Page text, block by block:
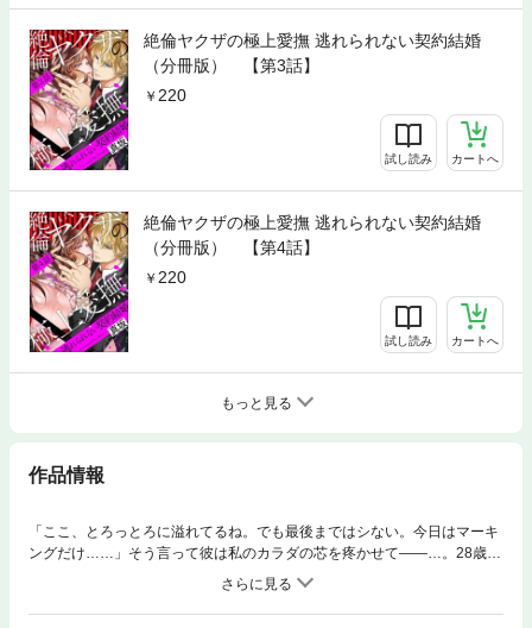
絶倫ヤクザの極上愛撫 逃れられない契約結婚
（分冊版） 【第3話】
220
試し読み カートへ
絶倫ヤクザの極上愛撫 逃れられない契約結婚
（分冊版） 【第4話】
220
試し読み カートへ
もっと見る
作品情報
「ここ、とろっとろに溢れてるね。でも最後まではシない。今日はマーキ
ングだけ……」そう言って彼は私のカラダの芯を疼かせて――…。28歳、
OLの由紀は恋愛とは縁遠い日々を過ごしていた。そんなある日、飲みの席
で知り合った男の強引な誘いで危険な遊び場へ行くことに。慣れない場所
に戸惑いながらも、社会科見学感覚で楽しんでいると、そこで圧倒的なオ